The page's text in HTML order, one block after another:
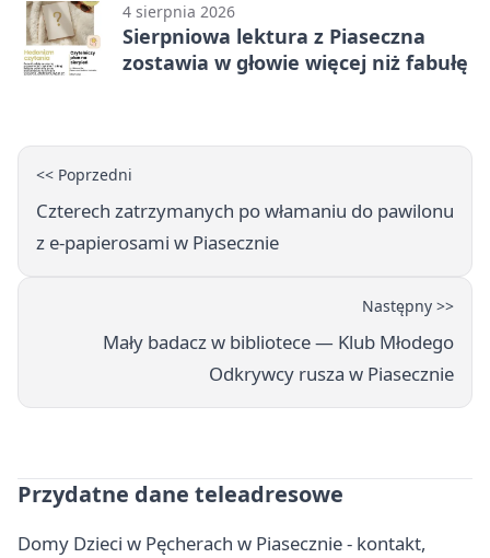
4 sierpnia 2026
Sierpniowa lektura z Piaseczna
zostawia w głowie więcej niż fabułę
<< Poprzedni
Czterech zatrzymanych po włamaniu do pawilonu
z e-papierosami w Piasecznie
Następny >>
Mały badacz w bibliotece — Klub Młodego
Odkrywcy rusza w Piasecznie
Przydatne dane teleadresowe
Domy Dzieci w Pęcherach w Piasecznie - kontakt,